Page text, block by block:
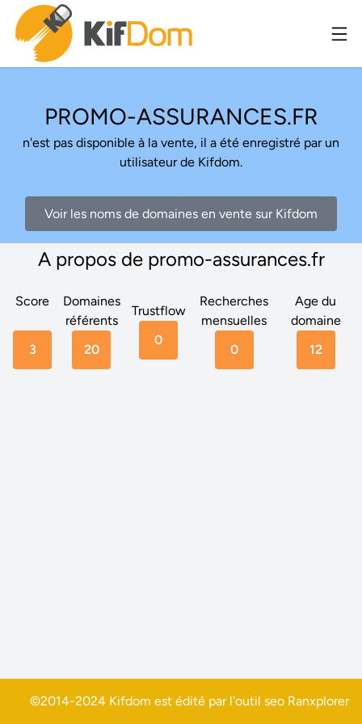
PROMO-ASSURANCES.FR
n'est pas disponible à la vente, il a été enregistré par un
utilisateur de Kifdom.
Voir les noms de domaines en vente sur Kifdom
A propos de promo-assurances.fr
Score
3
Domaines
référents
20
Trustflow
0
Recherches
mensuelles
0
Age du
domaine
12
©2014-2024 Kifdom est édité par l'outil seo Ranxplorer